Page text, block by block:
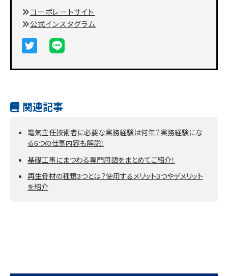
コーポレートサイト
公式インスタグラム
関連記事
電気主任技術者に必要な実務経験は何年？実務経験にな
る6つの仕事内容も解説！
基礎工事にまつわる専門用語をまとめてご紹介！
再生骨材の種類3つとは？使用するメリット3つやデメリット
を紹介